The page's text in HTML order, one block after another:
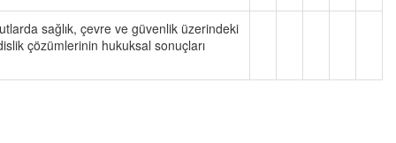
sağlık, çevre ve güvenlik üzerindeki
çözümlerinin hukuksal sonuçları